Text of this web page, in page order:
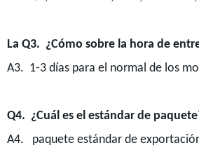
La Q3. ¿Cómo sobre la hora de
A3. 1-3 días para el normal de los
Q4. ¿Cuál es el estándar de
A4. paquete estándar de